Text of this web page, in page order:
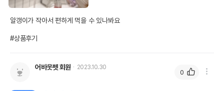
알갱이가 작아서 편하게 먹을 수 있나봐요
#상품후기
어바웃펫 회원 2023.10.30
0